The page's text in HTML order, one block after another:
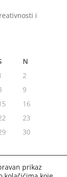
i
N
2
9
16
23
30
prikaz